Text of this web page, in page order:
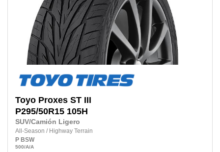
Toyo Proxes ST III
P295/50R15 105H
SUV/Camión Ligero
All-Season / Highway Terrain
P BSW
500/A/A